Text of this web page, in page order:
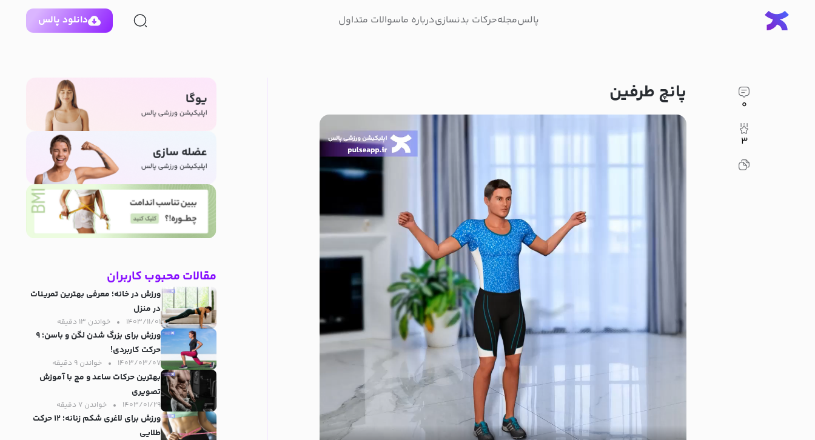
پالسمجلهحرکات بدنسازیدرباره ماسوالات متداول دانلود پالس
۰
۳
پانچ طرفین
مقالات محبوب کاربران
ورزش در خانه؛ معرفی بهترین تمرینات
در منزل
۱۴۰۳/۱۱/۰۱ خواندن ۱۳ دقیقه‌
ورزش برای بزرگ شدن لگن و باسن؛ ۹
حرکت کاربردی!
۱۴۰۳/۰۳/۰۷ خواندن ۹ دقیقه‌
بهترین حرکات ساعد و مچ با آموزش
تصویری
۱۴۰۳/۰۱/۲۹ خواندن ۷ دقیقه‌
ورزش برای لاغری شکم زنانه؛ ۱۲ حرکت
طلایی